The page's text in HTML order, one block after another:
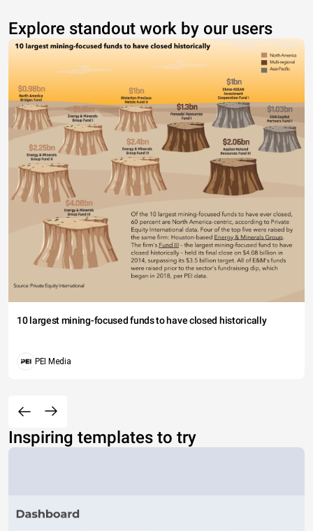
Explore standout work by our users
10 largest mining-focused funds to have closed historically
PEI Media
Inspiring templates to try